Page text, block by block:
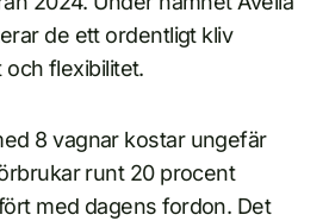
de ett ordentligt kliv
flexibilitet.
8 vagnar kostar ungefär
runt 20 procent
med dagens fordon. Det